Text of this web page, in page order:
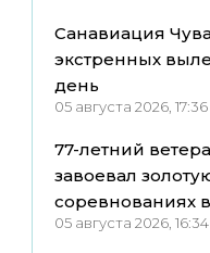
Санавиация
экстренных
день
05 августа 2026, 17:36
77-летний
завоевал
соревнованиях
05 августа 2026, 16:34